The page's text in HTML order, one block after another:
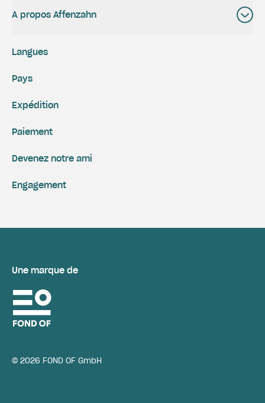
A propos Affenzahn
Expédition
Paiement
Engagement
Devenez notre ami
Langues
Pays
Une marque de
© 2026 FOND OF GmbH